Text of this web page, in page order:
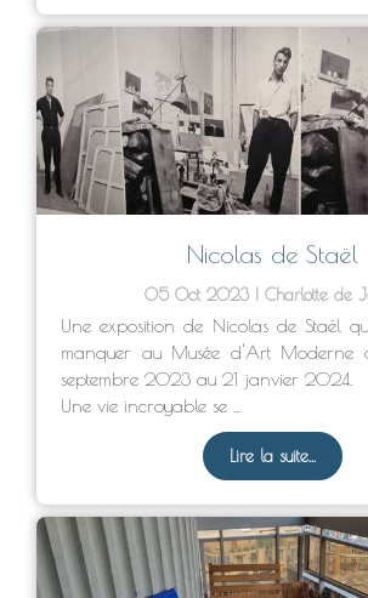
Nicolas de Staël
05 Oct 2023 Charlotte de
Une exposition de Nicolas de Staël
manquer au Musée d'Art Moderne
septembre 2023 au 21 janvier 2024.
Une vie incroyable se ...
Lire la suite...